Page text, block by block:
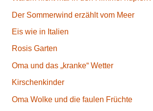
Der Sommerwind erzählt vom Meer
Eis wie in Italien
Rosis Garten
Oma und das „kranke“ Wetter
Kirschenkinder
Oma Wolke und die faulen Früchte